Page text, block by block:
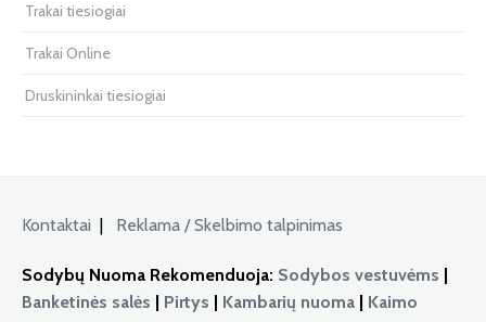
Trakai tiesiogiai
Trakai Online
Druskininkai tiesiogiai
Kontaktai Reklama / Skelbimo talpinimas
Sodybų Nuoma Rekomenduoja: Sodybos vestuvėms |
Banketinės salės | Pirtys | Kambarių nuoma | Kaimo